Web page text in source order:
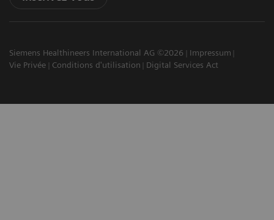
Siemens Healthineers International AG ©2026
Impressum
Vie Privée
Conditions d'utilisation Digital Services Act